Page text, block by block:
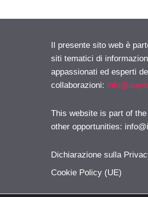
Il presente sito web è
siti tematici di
appassionati ed esperti
collaborazioni:
This website is part of
other opportunities:
Dichiarazione sulla
Cookie Policy (UE)